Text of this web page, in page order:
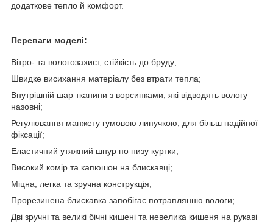
додаткове тепло й комфорт.
Переваги моделі:
Вітро- та вологозахист, стійкість до бруду;
Швидке висихання матеріалу без втрати тепла;
Внутрішній шар тканини з ворсинками, які відводять вологу
назовні;
Регулювання манжету гумовою липучкою, для більш надійної
фіксації;
Еластичний утяжний шнур по низу куртки;
Високий комір та капюшон на блискавці;
Міцна, легка та зручна конструкція;
Прорезинена блискавка запобігає потраплянню вологи;
Дві зручні та великі бічні кишені та невелика кишеня на рукаві